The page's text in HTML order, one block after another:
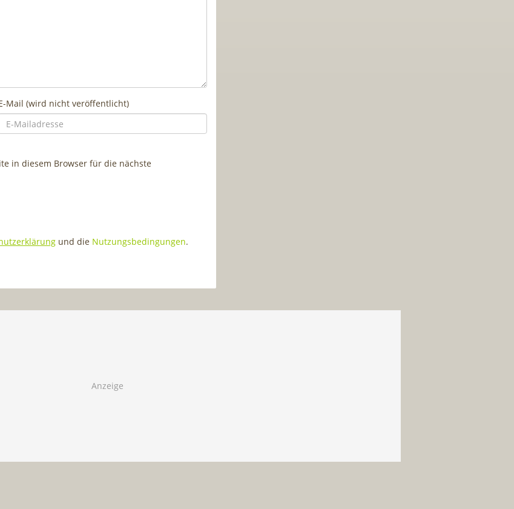
Mail (wird nicht veröffentlicht)
in diesem Browser für die nächste
und die Nutzungsbedingungen.